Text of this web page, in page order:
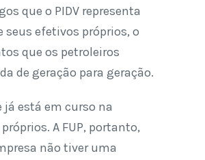
que o PIDV representa
seus efetivos próprios, o
que os petroleiros
de geração para geração.
está em curso na
A FUP, portanto,
não tiver uma